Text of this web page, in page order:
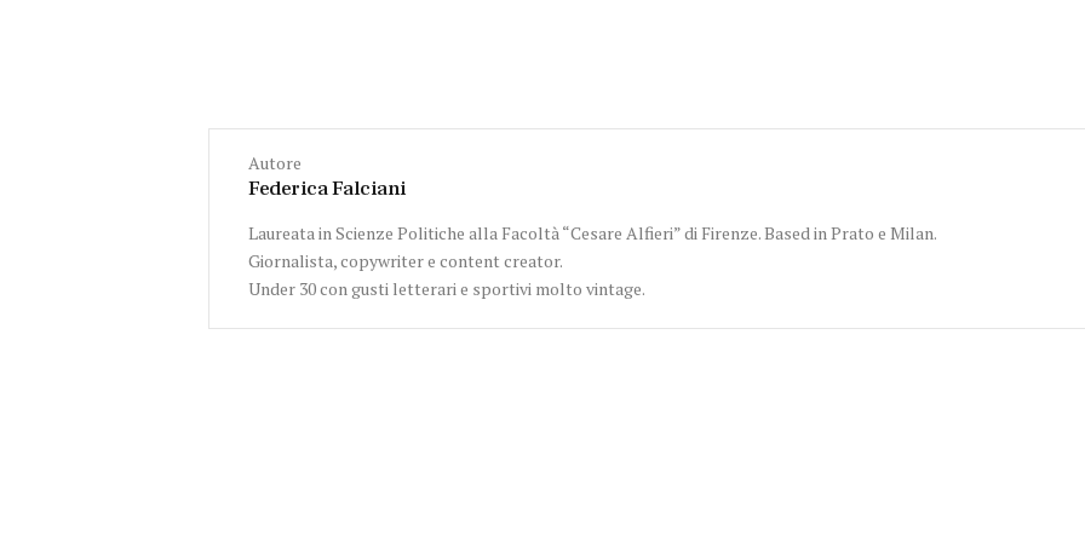
Autore
Federica Falciani
Laureata in Scienze Politiche alla Facoltà “Cesare Alfieri” di Firenze. Based in Prato e Milan.
Giornalista, copywriter e content creator.
Under 30 con gusti letterari e sportivi molto vintage.